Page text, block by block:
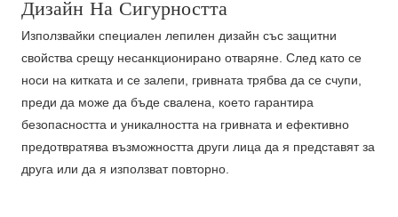
Дизайн На Сигурността
Използвайки специален лепилен дизайн със защитни
свойства срещу несанкционирано отваряне. След като се
носи на китката и се залепи, гривната трябва да се счупи,
преди да може да бъде свалена, което гарантира
безопасността и уникалността на гривната и ефективно
предотвратява възможността други лица да я представят за
друга или да я използват повторно.